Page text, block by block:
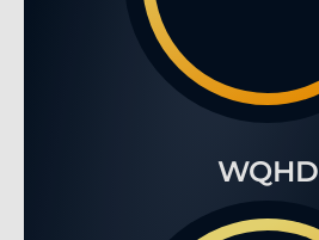
WQHD